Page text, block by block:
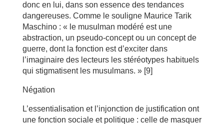
donc en lui, dans son essence des tendances
dangereuses. Comme le souligne Maurice Tarik
Maschino : « le musulman modéré est une
abstraction, un pseudo-concept ou un concept de
guerre, dont la fonction est d’exciter dans
l’imaginaire des lecteurs les stéréotypes habituels
qui stigmatisent les musulmans. » [9]
Négation
L’essentialisation et l’injonction de justification ont
une fonction sociale et politique : celle de masquer